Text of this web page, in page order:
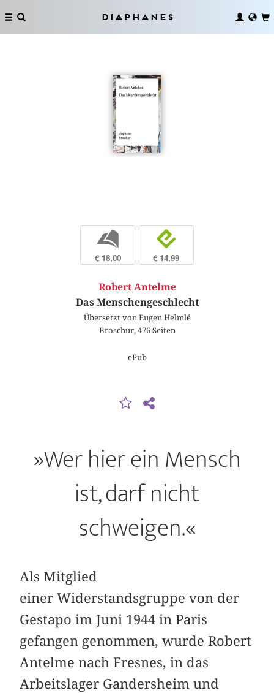
Diaphanes
b
€ 18,00
e
€ 14,99
Robert Antelme
Das Menschengeschlecht
Übersetzt von Eugen Helmlé
Broschur, 476 Seiten
ePub
»Wer hier ein Mensch
ist, darf nicht
schweigen.«
Als Mitglied
einer Widerstandsgruppe von der
Gestapo im Juni 1944 in Paris
gefangen genommen, wurde Robert
Antelme nach Fresnes, in das
Arbeitslager Gandersheim und